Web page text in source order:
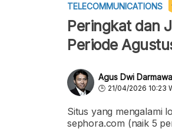
TELECOMMUNICATIONS
Peringkat dan
Periode
Agus Dwi
21/04/2026 10:23
Situs yang mengalami
sephora.com (naik 5